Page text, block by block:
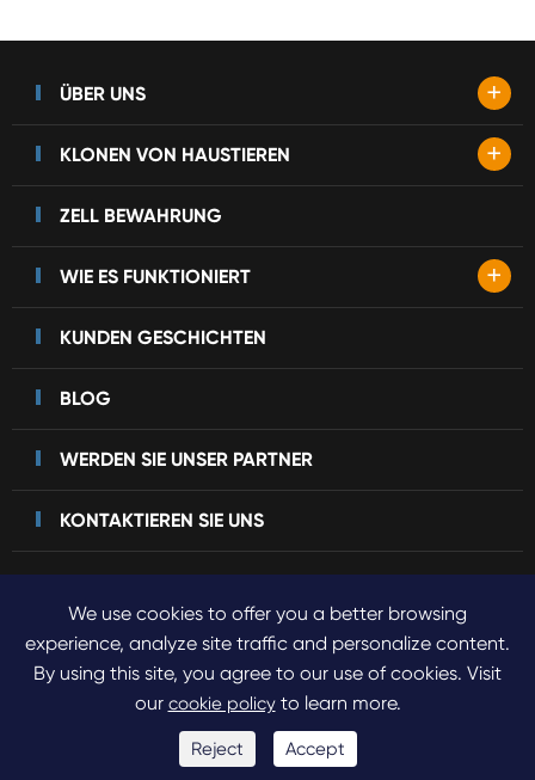
ÜBER UNS +
KLONEN VON HAUSTIEREN +
ZELL BEWAHRUNG
WIE ES FUNKTIONIERT +
KUNDEN GESCHICHTEN
BLOG
WERDEN SIE UNSER PARTNER
KONTAKTIEREN SIE UNS
Urheberrecht©2023 Sinogene Pet Cloning.Alle Rechte
vorbehalten.
Sitemap Datenschutz richtlinie
We use cookies to offer you a better browsing
experience, analyze site traffic and personalize content.
By using this site, you agree to our use of cookies. Visit
our cookie policyto learn more.
Reject Accept